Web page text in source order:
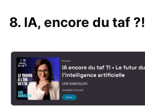
8. IA, encore du taf ?!